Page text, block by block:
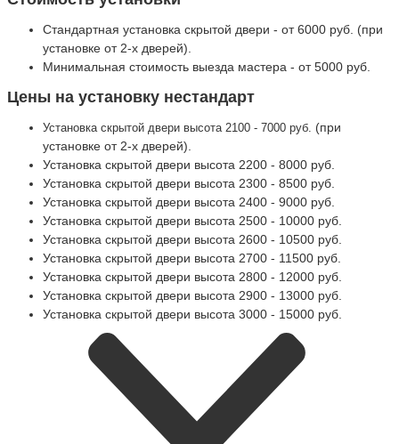
Стандартная установка скрытой двери - от 6000 руб. (при
установке от 2-х дверей).
Минимальная стоимость выезда мастера - от 5000 руб.
Цены на установку нестандарт
Установка скрытой двери высота 2100 - 7000 руб. (при
установке от 2-х дверей).
Установка скрытой двери высота 2200 - 8000 руб.
Установка скрытой двери высота 2300 - 8500 руб.
Установка скрытой двери высота 2400 - 9000 руб.
Установка скрытой двери высота 2500 - 10000 руб.
Установка скрытой двери высота 2600 - 10500 руб.
Установка скрытой двери высота 2700 - 11500 руб.
Установка скрытой двери высота 2800 - 12000 руб.
Установка скрытой двери высота 2900 - 13000 руб.
Установка скрытой двери высота 3000 - 15000 руб.